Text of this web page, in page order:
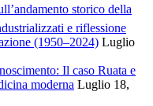
storico della
e riflessione
(1950–2024) Luglio
Il caso Ruata e
moderna Luglio 18,